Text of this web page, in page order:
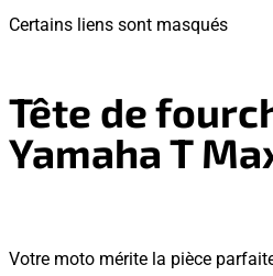
Certains liens sont masqués
Tête de
Yamaha T
Votre moto mérite la pièce